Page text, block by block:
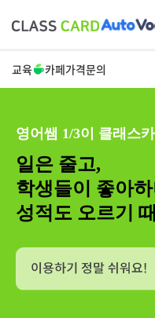
교육 카페가격문의
영어쌤 1/3이 클래스
일은 줄고,
학생들이 좋아
성적도 오르기